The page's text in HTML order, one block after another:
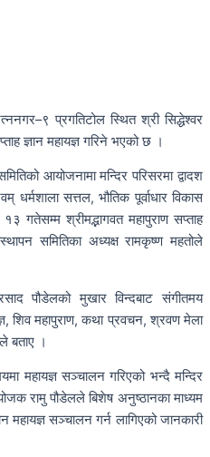
प्रगतिटोल स्थित श्री सिद्धेश्वर
ज्ञान महायज्ञ गरिने भएको छ ।
आयोजनामा मन्दिर परिसरमा द्वादश
धर्मशाला सत्तल, भौतिक पूर्वाधार विकास
गतेसम्म श्रीमद्भागवत महापुराण सप्ताह
समितिका अध्यक्ष रामकृष्ण महतोले
पौडेलको मुखार विन्दबाट संगीतमय
शिव महापुराण, कथा प्रवचन, श्रवण मेला
बताए ।
महायज्ञ सञ्चालन गरिएको भन्दै मन्दिर
रामु पौडेलले बिशेष अनुष्ठानका माध्यम
महायज्ञ सञ्चालन गर्न लागिएको जानकारी